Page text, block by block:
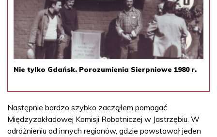
Nie tylko Gdańsk. Porozumienia Sierpniowe 1980 r.
Następnie bardzo szybko zacząłem pomagać
Międzyzakładowej Komisji Robotniczej w Jastrzębiu. W
odróżnieniu od innych regionów, gdzie powstawał jeden